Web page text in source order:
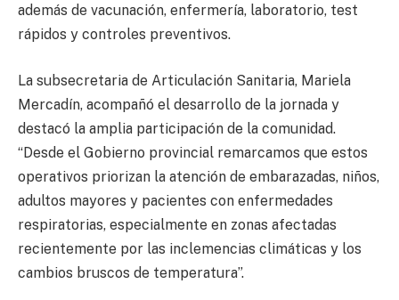
además de vacunación, enfermería, laboratorio, test
rápidos y controles preventivos.
La subsecretaria de Articulación Sanitaria, Mariela
Mercadín, acompañó el desarrollo de la jornada y
destacó la amplia participación de la comunidad.
“Desde el Gobierno provincial remarcamos que estos
operativos priorizan la atención de embarazadas, niños,
adultos mayores y pacientes con enfermedades
respiratorias, especialmente en zonas afectadas
recientemente por las inclemencias climáticas y los
cambios bruscos de temperatura”.